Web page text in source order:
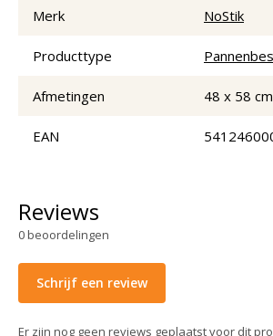
Merk NoStik
Producttype
Afmetingen 48 x 58 cm
EAN
Reviews
0beoordelingen
Schrijf een review
Er zijn nog geen reviews geplaatst voor dit